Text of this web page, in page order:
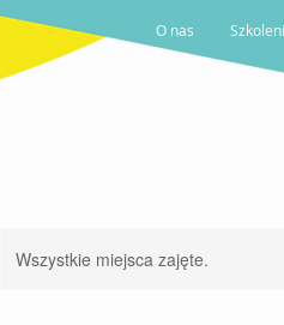
O nas
Wszystkie miejsca zajęte.